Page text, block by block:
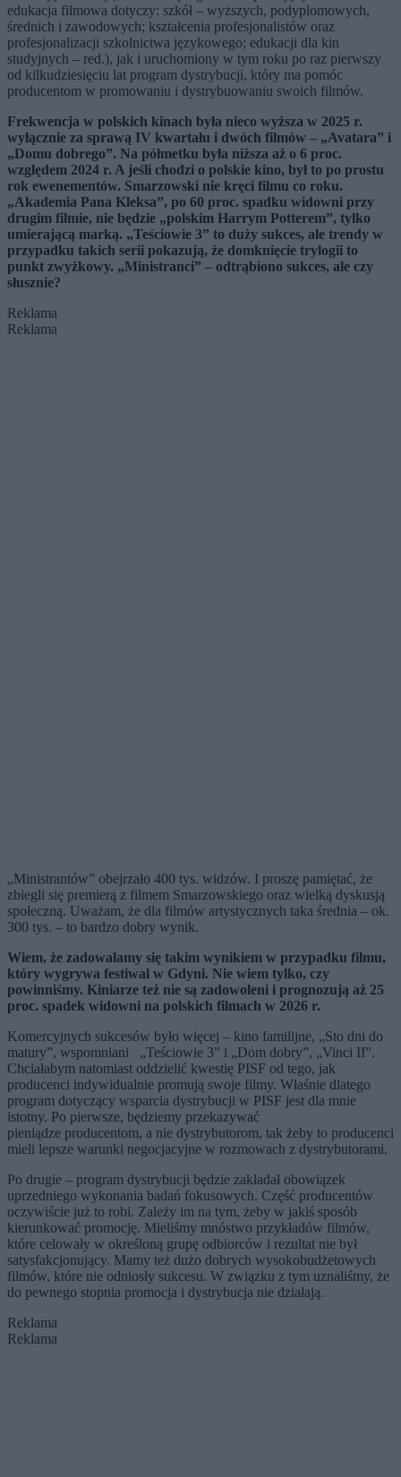
edukacja filmowa dotyczy: szkół – wyższych, podyplomowych,
średnich i zawodowych; kształcenia profesjonalistów oraz
profesjonalizacji szkolnictwa językowego; edukacji dla kin
studyjnych – red.), jak i uruchomiony w tym roku po raz pierwszy
od kilkudziesięciu lat program dystrybucji, który ma pomóc
producentom w promowaniu i dystrybuowaniu swoich filmów.
Frekwencja w polskich kinach była nieco wyższa w 2025 r.
wyłącznie za sprawą IV kwartału i dwóch filmów – „Avatara” i
„Domu dobrego”. Na półmetku była niższa aż o 6 proc.
względem 2024 r. A jeśli chodzi o polskie kino, był to po prostu
rok ewenementów. Smarzowski nie kręci filmu co roku.
„Akademia Pana Kleksa”, po 60 proc. spadku widowni przy
drugim filmie, nie będzie „polskim Harrym Potterem”, tylko
umierającą marką. „Teściowie 3” to duży sukces, ale trendy w
przypadku takich serii pokazują, że domknięcie trylogii to
punkt zwyżkowy. „Ministranci” – odtrąbiono sukces, ale czy
słusznie?
Reklama
Reklama
„Ministrantów” obejrzało 400 tys. widzów. I proszę pamiętać, że
zbiegli się premierą z filmem Smarzowskiego oraz wielką dyskusją
społeczną. Uważam, że dla filmów artystycznych taka średnia – ok.
300 tys. – to bardzo dobry wynik.
Wiem, że zadowalamy się takim wynikiem w przypadku filmu,
który wygrywa festiwal w Gdyni. Nie wiem tylko, czy
powinniśmy. Kiniarze też nie są zadowoleni i prognozują aż 25
proc. spadek widowni na polskich filmach w 2026 r.
Komercyjnych sukcesów było więcej – kino familijne, „Sto dni do
matury”, wspomniani „Teściowie 3” i „Dom dobry”, „Vinci II”.
Chciałabym natomiast oddzielić kwestię PISF od tego, jak
producenci indywidualnie promują swoje filmy. Właśnie dlatego
program dotyczący wsparcia dystrybucji w PISF jest dla mnie
istotny. Po pierwsze, będziemy przekazywać
pieniądze producentom, a nie dystrybutorom, tak żeby to producenci
mieli lepsze warunki negocjacyjne w rozmowach z dystrybutorami.
Po drugie – program dystrybucji będzie zakładał obowiązek
uprzedniego wykonania badań fokusowych. Część producentów
oczywiście już to robi. Zależy im na tym, żeby w jakiś sposób
kierunkować promocję. Mieliśmy mnóstwo przykładów filmów,
które celowały w określoną grupę odbiorców i rezultat nie był
satysfakcjonujący. Mamy też dużo dobrych wysokobudżetowych
filmów, które nie odniosły sukcesu. W związku z tym uznaliśmy, że
do pewnego stopnia promocja i dystrybucja nie działają.
Reklama
Reklama